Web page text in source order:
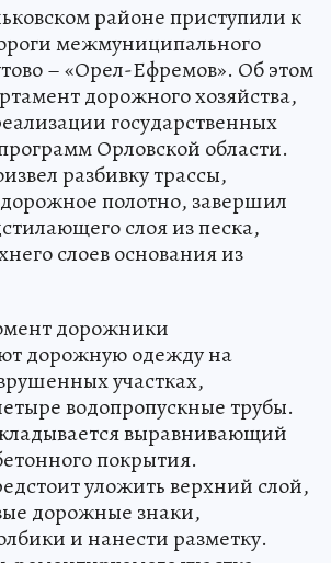
районе приступили к
межмуниципального
– «Орел-Ефремов». Об этом
дорожного хозяйства,
государственных
Орловской области.
разбивку трассы,
полотно, завершил
слоя из песка,
слоев основания из
дорожники
дорожную одежду на
участках,
водопропускные трубы.
выравнивающий
покрытия.
уложить верхний слой,
дорожные знаки,
и нанести разметку.